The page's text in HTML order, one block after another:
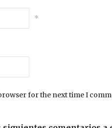
*
for the next time I